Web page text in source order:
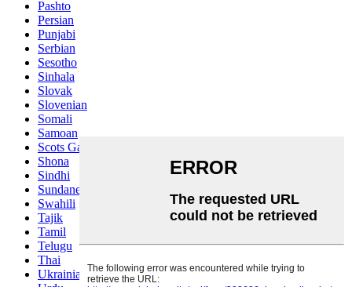
Pashto
Persian
Punjabi
Serbian
Sesotho
Sinhala
Slovak
Slovenian
Somali
Samoan
Scots Gaelic
Shona
Sindhi
Sundanese
Swahili
Tajik
Tamil
Telugu
Thai
Ukrainian